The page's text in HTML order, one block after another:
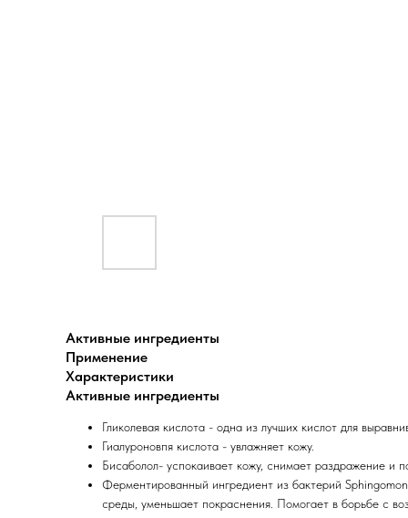
Активные ингредиенты
Применение
Характеристики
Активные ингредиенты
Гликолевая кислота - одна из лучших кислот для
Гиалуроновпя кислота - увлажняет кожу.
Бисаболол- успокаивает кожу, снимает раздражение и
Ферментированный ингредиент из бактерий
среды, уменьшает покраснения. Помогает в борьбе с